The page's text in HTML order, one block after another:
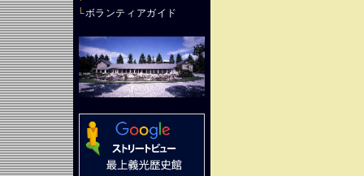
└ボランティアガイド